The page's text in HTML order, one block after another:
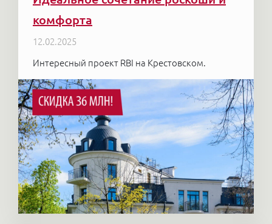
комфорта
12.02.2025
Интересный проект RBI на Крестовском.